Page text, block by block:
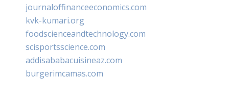
journaloffinanceeconomics.com
kvk-kumari.org
foodscienceandtechnology.com
scisportsscience.com
addisababacuisineaz.com
burgerimcamas.com